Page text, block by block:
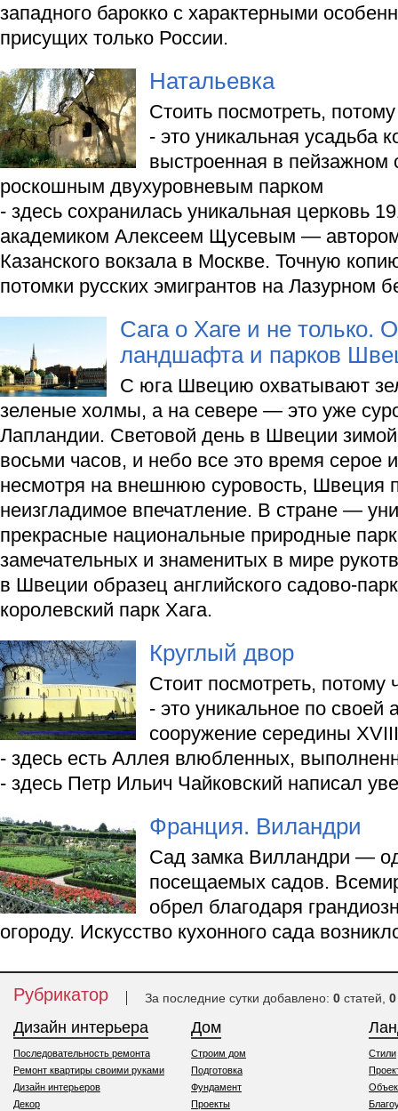
западного барокко с характерными
присущих только России.
Натальевка
Стоить посмотреть,
- это уникальная усадьба
выстроенная в пейзажном
роскошным двухуровневым парком
- здесь сохранилась уникальная церковь
академиком Алексеем Щусевым —
Казанского вокзала в Москве. Точную
потомки русских эмигрантов на Лазурном
Сага о Хаге и не только.
ландшафта и парков
С юга Швецию охватывают
зеленые холмы, а на севере — это уже
Лапландии. Световой день в Швеции
восьми часов, и небо все это время серое
несмотря на внешнюю суровость, Швеция
неизгладимое впечатление. В стране —
прекрасные национальные природные
замечательных и знаменитых в мире
в Швеции образец английского садово-
королевский парк Хага.
Круглый двор
Стоит посмотреть, потому
- это уникальное по своей
сооружение середины
- здесь есть Аллея влюбленных,
- здесь Петр Ильич Чайковский написал
Франция. Виландри
Сад замка Вилландри —
посещаемых садов.
обрел благодаря
огороду. Искусство кухонного сада
Рубрикатор За последние сутки добавлено: 0 статей, 0
Дизайн интерьера
Последовательность ремонта
Ремонт квартиры своими руками
Дизайн интерьеров
Декор
Дом
Строим дом
Подготовка
Фундамент
Проекты
Стили